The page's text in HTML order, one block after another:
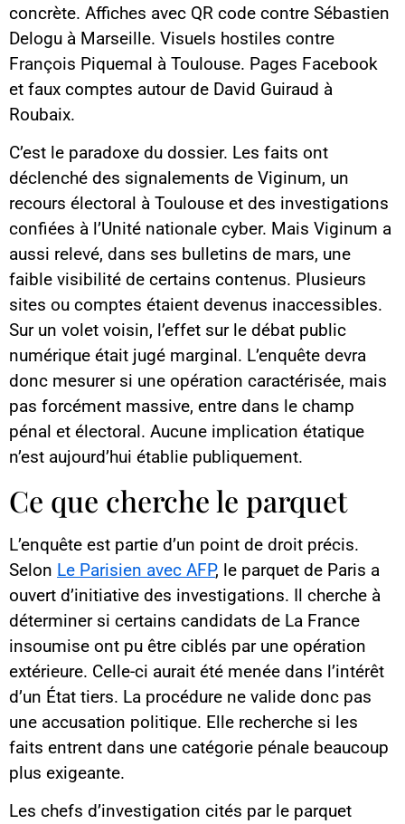
concrète. Affiches avec QR code contre Sébastien
Delogu à Marseille. Visuels hostiles contre
François Piquemal à Toulouse. Pages Facebook
et faux comptes autour de David Guiraud à
Roubaix.
C’est le paradoxe du dossier. Les faits ont
déclenché des signalements de Viginum, un
recours électoral à Toulouse et des investigations
confiées à l’Unité nationale cyber. Mais Viginum a
aussi relevé, dans ses bulletins de mars, une
faible visibilité de certains contenus. Plusieurs
sites ou comptes étaient devenus inaccessibles.
Sur un volet voisin, l’effet sur le débat public
numérique était jugé marginal. L’enquête devra
donc mesurer si une opération caractérisée, mais
pas forcément massive, entre dans le champ
pénal et électoral. Aucune implication étatique
n’est aujourd’hui établie publiquement.
Ce que cherche le parquet
L’enquête est partie d’un point de droit précis.
Selon Le Parisien avec AFP, le parquet de Paris a
ouvert d’initiative des investigations. Il cherche à
déterminer si certains candidats de La France
insoumise ont pu être ciblés par une opération
extérieure. Celle-ci aurait été menée dans l’intérêt
d’un État tiers. La procédure ne valide donc pas
une accusation politique. Elle recherche si les
faits entrent dans une catégorie pénale beaucoup
plus exigeante.
Les chefs d’investigation cités par le parquet